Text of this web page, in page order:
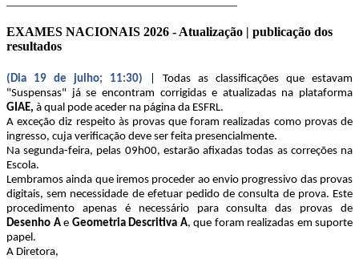
EXAMES NACIONAIS 2026 - Atualização | publicação dos
resultados
(Dia 19 de julho; 11:30)
| Todas as classificações que estavam
"Suspensas" já se encontram corrigidas e atualizadas na plataforma
GIAE, à qual pode aceder na página da ESFRL.
A exceção diz respeito às provas que foram realizadas como provas de
ingresso, cuja verificação deve ser feita presencialmente.
Na segunda-feira, pelas 09h00, estarão afixadas todas as correções na
Escola.
Lembramos ainda que iremos proceder ao envio progressivo das provas
digitais, sem necessidade de efetuar pedido de consulta de prova. Este
procedimento apenas é necessário para consulta das provas de
Desenho Ae Geometria Descritiva A, que foram realizadas em suporte
papel.
A Diretora,